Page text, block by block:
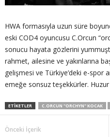
HWA formasıyla uzun süre
eski COD4 oyuncusu C.Orcun
sonucu hayata gözlerini
rahmet, ailesine ve yakınlarına
gelişmesi ve Türkiye’deki e-spor
emeğe sonsuz teşekkürler.
ETIKETLER C.ORCUN "ORCHYN" KOCAK
Önceki İçerik